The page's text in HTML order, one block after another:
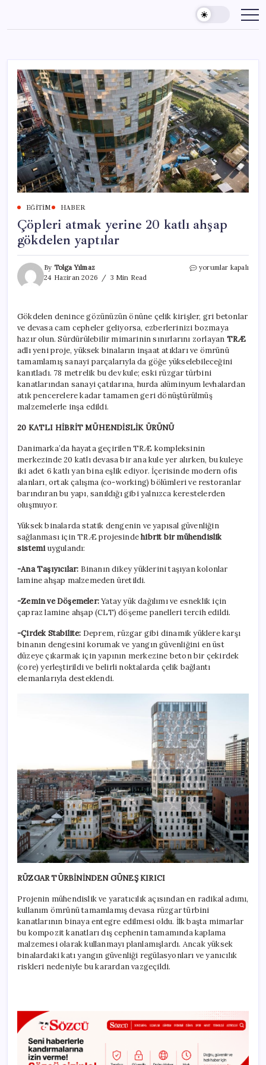
content
EĞITIM HABER
Çöpleri atmak yerine 20 katlı ahşap
gökdelen yaptılar
By Tolga Yılmaz
24 Haziran 2026
3 Min Read
Çöpleri
ahşap
gökdelen
yaptılar
için
yorumlar kapalı
Gökdelen denince gözünüzün önüne çelik kirişler, gri betonlar
ve devasa cam cepheler geliyorsa, ezberlerinizi bozmaya
hazır olun. Sürdürülebilir mimarinin sınırlarını zorlayan TRÆ
adlı yeni proje, yüksek binaların inşaat atıkları ve ömrünü
tamamlamış sanayi parçalarıyla da göğe yükselebileceğini
kanıtladı. 78 metrelik bu dev kule; eski rüzgar türbini
kanatlarından sanayi çatılarına, hurda alüminyum levhalardan
atık pencerelere kadar tamamen geri dönüştürülmüş
malzemelerle inşa edildi.
20 KATLI HİBRİT MÜHENDİSLİK ÜRÜNÜ
Danimarka’da hayata geçirilen TRÆ kompleksinin
merkezinde 20 katlı devasa bir ana kule yer alırken, bu kuleye
iki adet 6 katlı yan bina eşlik ediyor. İçerisinde modern ofis
alanları, ortak çalışma (co-working) bölümleri ve restoranlar
barındıran bu yapı, sanıldığı gibi yalnızca kerestelerden
oluşmuyor.
Yüksek binalarda statik dengenin ve yapısal güvenliğin
sağlanması için TRÆ projesindehibrit bir mühendislik
sistemiuygulandı:
-Ana Taşıyıcılar: Binanın dikey yüklerini taşıyan kolonlar
lamine ahşap malzemeden üretildi.
-Zemin ve Döşemeler:Yatay yük dağılımı ve esneklik için
çapraz lamine ahşap (CLT) döşeme panelleri tercih edildi.
-Çirdek Stabilite: Deprem, rüzgar gibi dinamik yüklere karşı
binanın dengesini korumak ve yangın güvenliğini en üst
düzeye çıkarmak için yapının merkezine beton bir çekirdek
(core) yerleştirildi ve belirli noktalarda çelik bağlantı
elemanlarıyla desteklendi.
RÜZGAR TÜRBİNİNDEN GÜNEŞ KIRICI
Projenin mühendislik ve yaratıcılık açısından en radikal adımı,
kullanım ömrünü tamamlamış devasa rüzgar türbini
kanatlarının binaya entegre edilmesi oldu. İlk başta mimarlar
bu kompozit kanatları dış cephenin tamamında kaplama
malzemesi olarak kullanmayı planlamışlardı. Ancak yüksek
binalardaki katı yangın güvenliği regülasyonları ve yanıcılık
riskleri nedeniyle bu karardan vazgeçildi.